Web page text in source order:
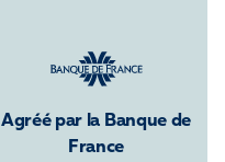
Agréé par la Banque de
France